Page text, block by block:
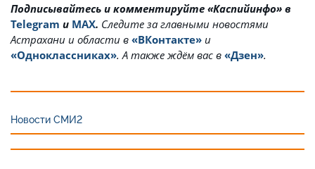
Подписывайтесь и комментируйте «Каспийинфо» в
Telegram и MAX. Cледите за главными новостями
Астрахани и области в «ВКонтакте» и
«Одноклассниках». А также ждём вас в «Дзен».
Новости СМИ2